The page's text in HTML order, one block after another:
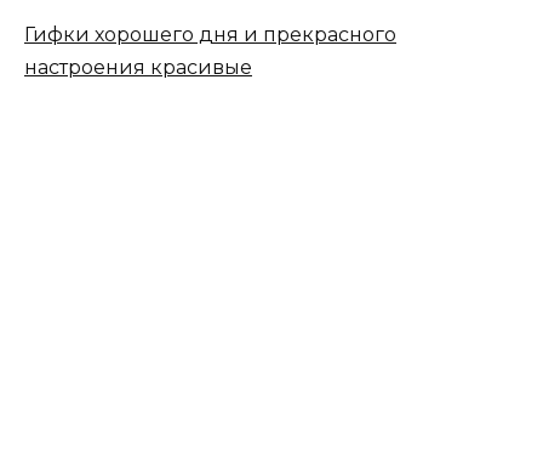
Гифки хорошего дня и прекрасного
настроения красивые